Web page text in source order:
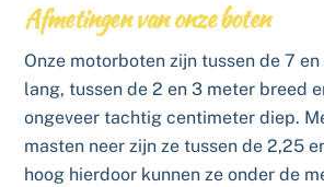
Afmetingen van onze boten
Onze motorboten zijn tussen de 7 en
lang, tussen de 2 en 3 meter breed
ongeveer tachtig centimeter diep.
masten neer zijn ze tussen de 2,25
hoog hierdoor kunnen ze onder de